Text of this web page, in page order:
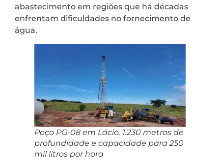
abastecimento em regiões que há décadas
enfrentam dificuldades no fornecimento de
água.
Poço PG-08 em Lácio. 1.230 metros de
profundidade e capacidade para 250
mil litros por hora